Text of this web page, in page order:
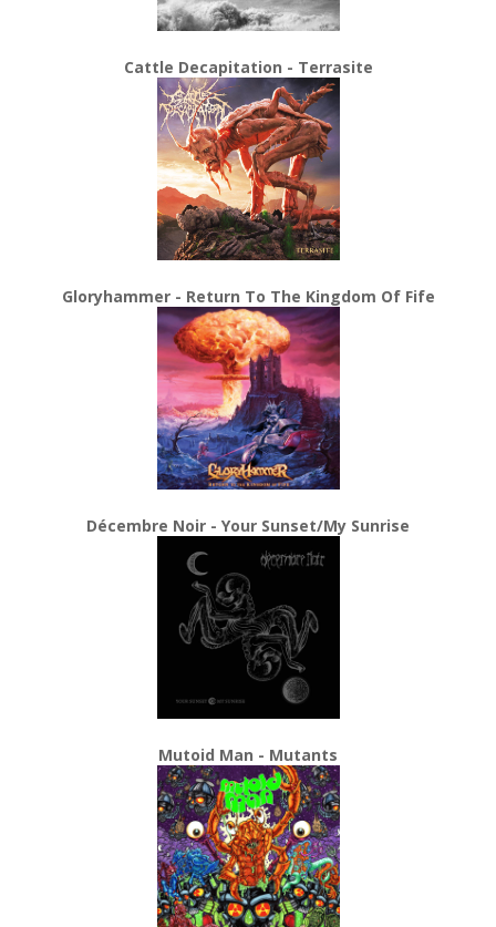
Cattle Decapitation - Terrasite
Gloryhammer - Return To The Kingdom Of Fife
Décembre Noir - Your Sunset/My Sunrise
Mutoid Man - Mutants